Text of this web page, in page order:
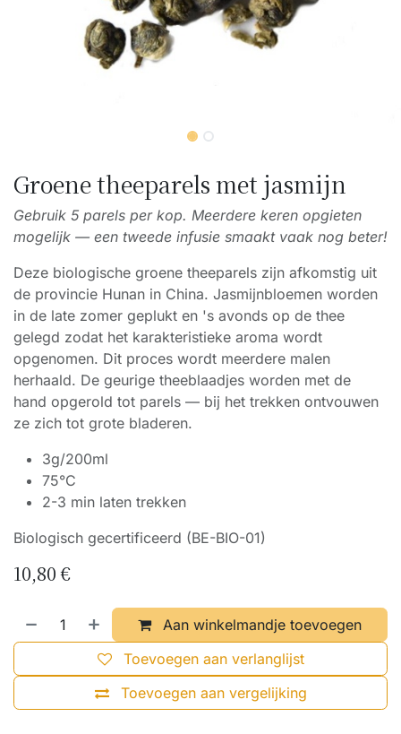
Groene theeparels met jasmijn
Gebruik 5 parels per kop. Meerdere keren opgieten
mogelijk — een tweede infusie smaakt vaak nog beter!
Deze biologische groene theeparels zijn afkomstig uit
de provincie Hunan in China. Jasmijnbloemen worden
in de late zomer geplukt en 's avonds op de thee
gelegd zodat het karakteristieke aroma wordt
opgenomen. Dit proces wordt meerdere malen
herhaald. De geurige theeblaadjes worden met de
hand opgerold tot parels — bij het trekken ontvouwen
ze zich tot grote bladeren.
3g/200ml
75°C
2-3 min laten trekken
Biologisch gecertificeerd (BE-BIO-01)
10,80€
Aan winkelmandje toevoegen
Toevoegen aan vergelijking
Toevoegen aan verlanglijst